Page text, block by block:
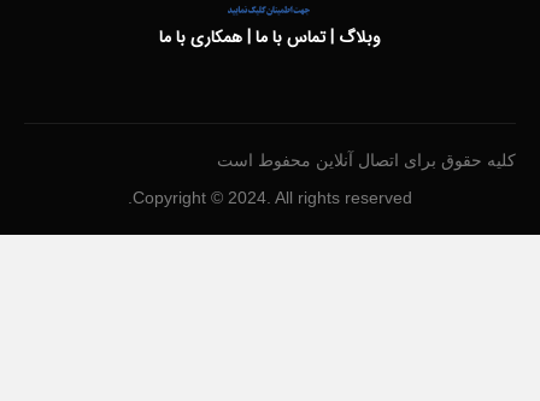
وبلاگ |تماس با ما|همکاری با ما
کلیه حقوق برای اتصال آنلاین محفوط است
Copyright © 2024. All rights reserved.